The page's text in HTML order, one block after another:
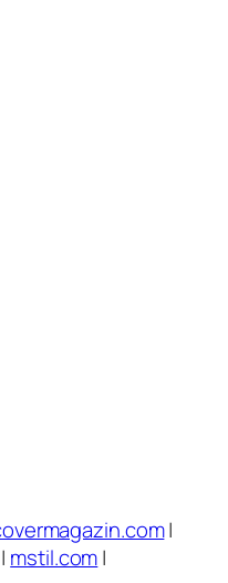
|
mstil.com|